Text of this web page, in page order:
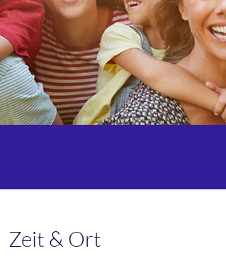
Zeit & Ort